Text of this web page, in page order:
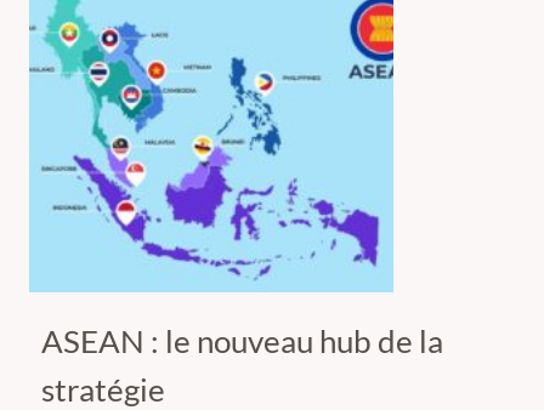
ASEAN : le nouveau hub de la
stratégie